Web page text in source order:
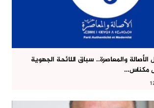
والمعاصرة.. سباق اللائحة الجهوية
مكناس…